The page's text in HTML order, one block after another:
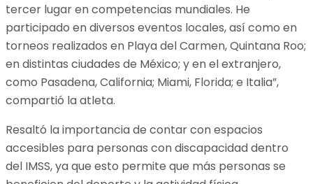
tercer lugar en competencias mundiales. He
participado en diversos eventos locales, así como en
torneos realizados en Playa del Carmen, Quintana Roo;
en distintas ciudades de México; y en el extranjero,
como Pasadena, California; Miami, Florida; e Italia”,
compartió la atleta.
Resaltó la importancia de contar con espacios
accesibles para personas con discapacidad dentro
del IMSS, ya que esto permite que más personas se